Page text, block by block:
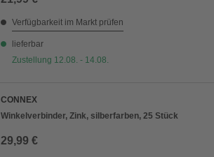
Verfügbarkeit im Markt prüfen
lieferbar
Zustellung 12.08. - 14.08.
CONNEX
Winkelverbinder, Zink, silberfarben, 25 Stück
29,99 €